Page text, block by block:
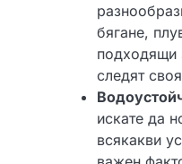
бягане,
подходящи
следят
искате да
всякакви